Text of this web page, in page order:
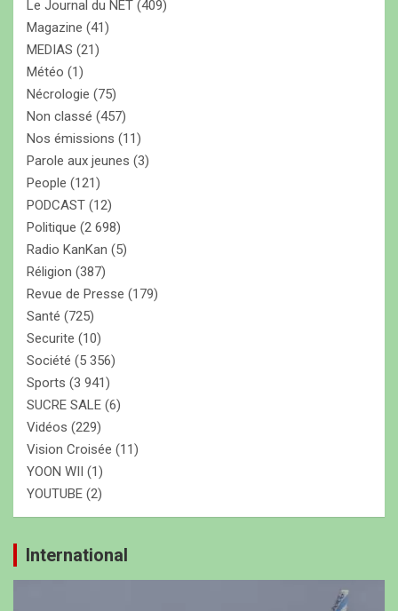
Le Journal du NET (409)
Magazine (41)
MEDIAS (21)
Météo (1)
Nécrologie (75)
Non classé (457)
Nos émissions (11)
Parole aux jeunes (3)
People (121)
PODCAST (12)
Politique (2 698)
Radio KanKan (5)
Réligion (387)
Revue de Presse (179)
Santé (725)
Securite (10)
Société (5 356)
Sports (3 941)
SUCRE SALE (6)
Vidéos (229)
Vision Croisée (11)
YOON WII (1)
YOUTUBE (2)
International